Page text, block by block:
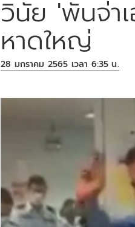
วินัย 'พันจ่า
หาดใหญ่
28 มกราคม 2565 เวลา 6:35 น.